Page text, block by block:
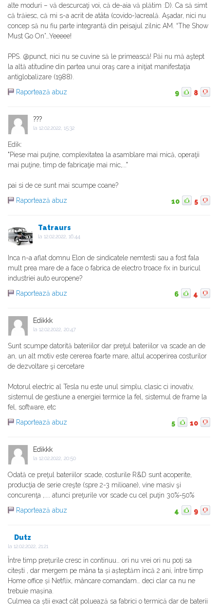
alte moduri – vă descurcaţi voi, că de-aia vă plătim :D). Ca să simt
că trăiesc, că mi s-a acrit de atâta (covido-)acreală. Aşadar, nici nu
concep să nu fiu parte integrantă din peisajul zilnic AM. “The Show
Must Go On”…Yeeeee!
PPS. @punct, nici nu se cuvine să le primească! Păi nu mă aştept
la altă atitudine din partea unui oraş care a iniţiat manifestaţia
antiglobalizare (1988).
Raportează abuz
9 8
???
la 12.02.2022, 15:32
Edik:
"Piese mai puţine, complexitatea la asamblare mai mică, operaţii
mai puţine, timp de fabricaţie mai mic,..."
pai si de ce sunt mai scumpe coane?
Raportează abuz
10 5
Tatraurs
la 12.02.2022, 16:44
Inca n-a aflat domnu Elon de sindicatele nemtesti sau a fost fala
mult prea mare de a face o fabrica de electro troace fix in buricul
industriei auto europene?
Raportează abuz
6 4
Edikkk
la 12.02.2022, 20:47
Sunt scumpe datorită bateriilor dar preţul bateriilor va scade an de
an, un alt motiv este cererea foarte mare, altul acoperirea costurilor
de dezvoltare şi cercetare
Motorul electric al Tesla nu este unul simplu, clasic ci inovativ,
sistemul de gestiune a energiei termice la fel, sistemul de frame la
fel, software, etc
Raportează abuz
5 10
Edikkk
la 12.02.2022, 20:50
Odată ce preţul bateriilor scade, costurile R&D sunt acoperite,
producţia de serie creşte (spre 2-3 milioane), vine masiv şi
concurenţa ,.... atunci preţurile vor scade cu cel puţin 30%-50%
Raportează abuz
4 9
Dutz
la 12.02.2022, 21:21
Între timp prețurile cresc in continuu… ori nu vrei ori nu poți sa
citești , dar mergem pe mâna ta și așteptăm încă 2 ani, între timp
Home office și Netflix, mâncare comandam… deci clar ca nu ne
trebuie mașina.
Culmea ca știi exact cât poluează sa fabrici o termică dar de baterii